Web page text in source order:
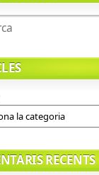
RECENTS